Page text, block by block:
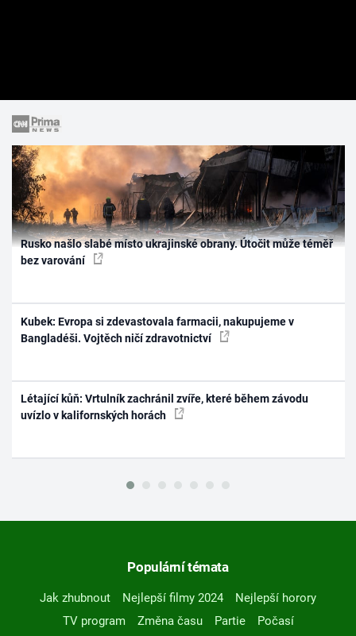
Rusko našlo slabé místo ukrajinské obrany. Útočit může téměř
bez varování
Kubek: Evropa si zdevastovala farmacii, nakupujeme v
Bangladéši. Vojtěch ničí zdravotnictví
Létající kůň: Vrtulník zachránil zvíře, které během závodu
uvízlo v kalifornských horách
Populární témata
Jak zhubnout Nejlepší filmy 2024
Nejlepší horory
TV program
Změna času Partie
Počasí